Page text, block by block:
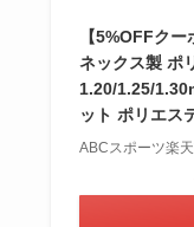
【5%OFFク
ネックス製 ポ
1.20/1.25/
ット ポリエス
ABCスポーツ楽